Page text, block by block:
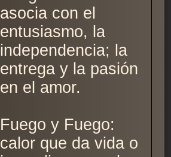
asocia con el
entusiasmo, la
independencia; la
entrega y la pasión
en el amor.
Fuego y Fuego:
calor que da vida o